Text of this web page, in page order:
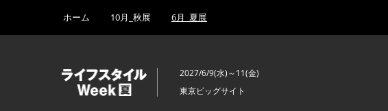
キ
し
to
ホーム 10月_秋展 6月_夏展
2027/6/9(水)～11(金)
東京ビッグサイト